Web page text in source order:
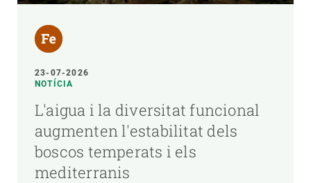
23-07-2026
NOTÍCIA
L'aigua i la diversitat funcional
augmenten l'estabilitat dels
boscos temperats i els
mediterranis